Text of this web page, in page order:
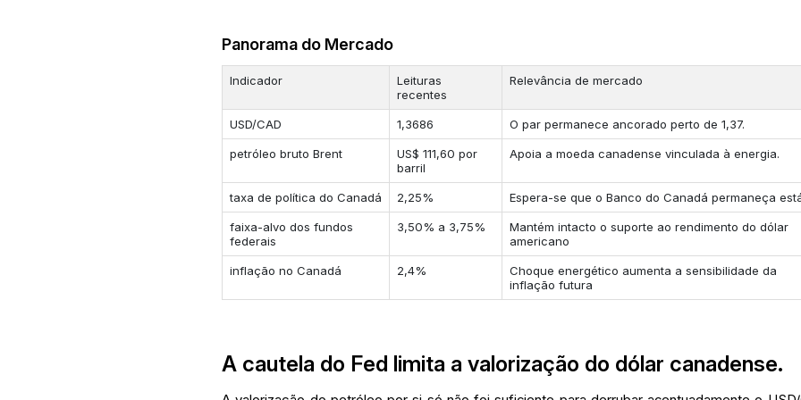
Panorama do Mercado
Indicador
Leituras
recentes
Relevância de mercado
USD/CAD 1,3686 O par permanece ancorado perto de 1,37.
petróleo bruto Brent
US$ 111,60 por
barril
Apoia a moeda canadense vinculada à energia.
taxa de política do Canadá 2,25% Espera-se que o Banco do Canadá permaneça
faixa-alvo dos fundos
federais
3,50% a 3,75%
Mantém intacto o suporte ao rendimento do dólar
americano
inflação no Canadá 2,4%
Choque energético aumenta a sensibilidade da
inflação futura
A cautela do Fed limita a valorização do dólar canadense.